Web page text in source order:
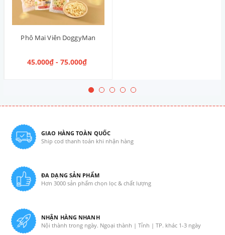
Phô Mai Viên DoggyMan
45.000₫ - 75.000₫
GIAO HÀNG TOÀN QUỐC
Ship cod thanh toán khi nhận hàng
ĐA DẠNG SẢN PHẨM
Hơn 3000 sản phẩm chọn lọc & chất lượng
NHẬN HÀNG NHANH
Nội thành trong ngày. Ngoại thành | Tỉnh | TP. khác 1-3 ngày